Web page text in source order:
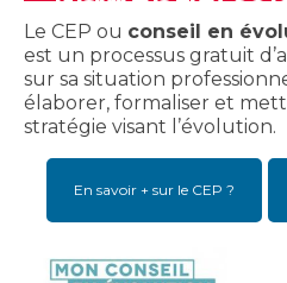
Le CEP ou conseil en
est un processus gratuit
sur sa situation
élaborer, formaliser et
stratégie visant l’évolution.
En savoir + sur le CEP ?